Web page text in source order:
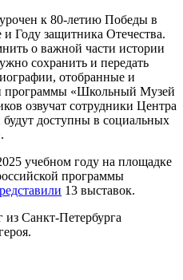
к 80-летию Победы в
Году защитника Отечества.
о важной части истории
сохранить и передать
отобранные и
программы «Школьный Музей
озвучат сотрудники Центра
доступны в социальных
учебном году на площадке
программы
13 выставок.
из Санкт-Петербурга